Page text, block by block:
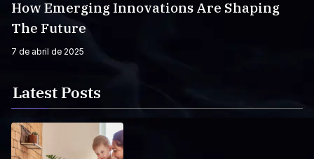
How Emerging Innovations Are Shaping
The Future
7 de abril de 2025
Latest Posts